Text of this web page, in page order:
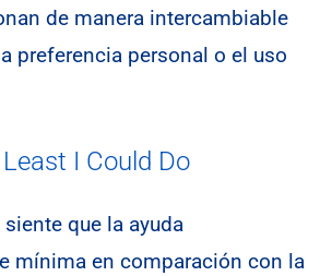
de manera intercambiable
preferencia personal o el uso
I Could Do
que la ayuda
mínima en comparación con la